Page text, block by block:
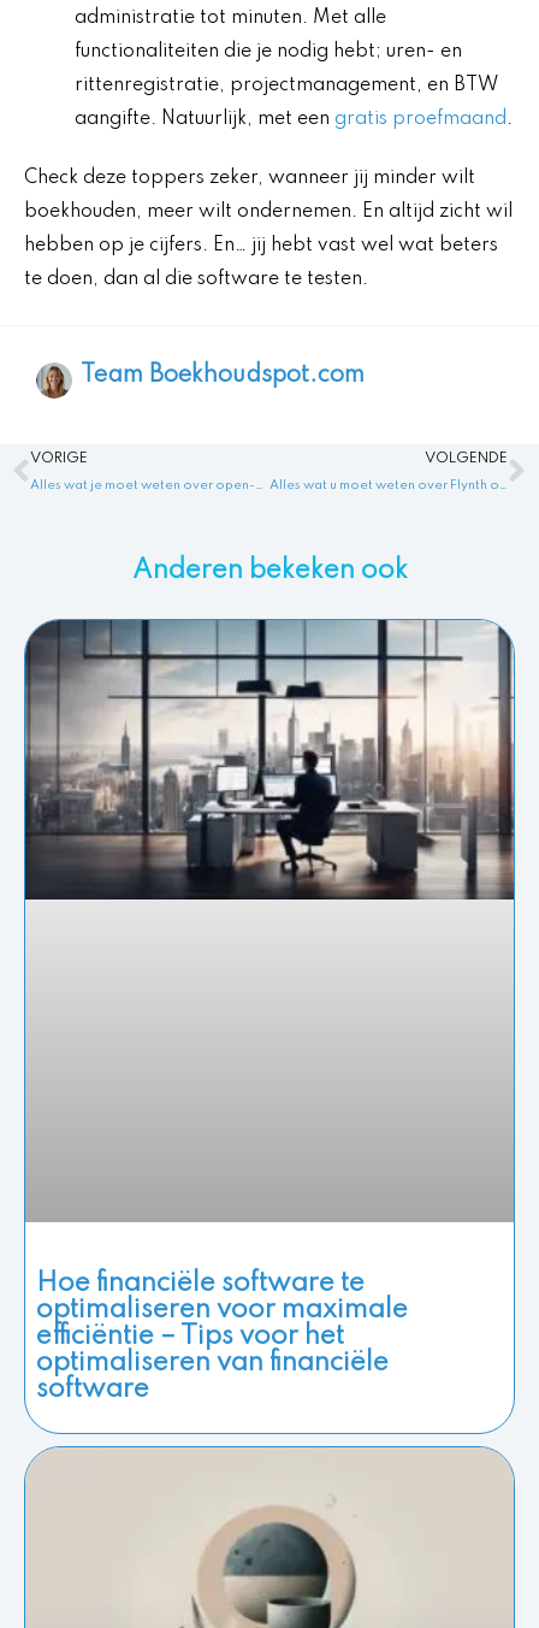
administratie tot minuten. Met alle
functionaliteiten die je nodig hebt; uren- en
rittenregistratie, projectmanagement, en BTW
aangifte. Natuurlijk, met een gratis proefmaand .
Check deze toppers zeker, wanneer jij minder wilt
boekhouden, meer wilt ondernemen. En altijd zicht wil
hebben op je cijfers. En… jij hebt vast wel wat beters
te doen, dan al die software te testen.
Team Boekhoudspot.com
Vorige
VORIGE
Alles wat je moet weten over open-source boekhoudprogramma’s – Boekhoudprogramma open source: Alles wat je moet weten
VOLGENDE
Alles wat u moet weten over Flynth online boekhouden
Anderen bekeken ook
Hoe financiële software te
optimaliseren voor maximale
efficiëntie – Tips voor het
optimaliseren van financiële
software